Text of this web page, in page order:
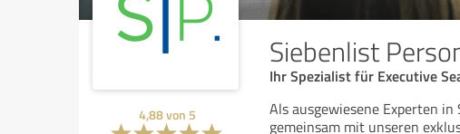
Siebenlist
Ihr Spezialist für Executive
4,88von 5
Als ausgewiesene Experten
gemeinsam mit unseren